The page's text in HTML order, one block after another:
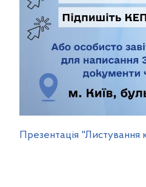
Презентація